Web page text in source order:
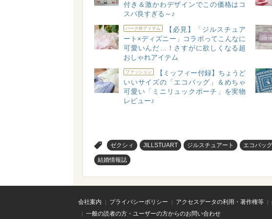
付き＆激かわデザインでこの価格はコ
スパ良すぎる～♪
パーク外アイテム
【必見】「ジルスチュア
ート×ディズニー」コラボってこんなに
可愛いんだ…！さすがに欲しくなる超
おしゃれアイテム
ファッション
【ミッフィー付録】ちょうど
いいサイズの「エコバッグ」＆めちゃ
可愛い「ミニリュックポーチ」を実物
レビュー♪
ゼクシィ JILLSTUART ジルスチュアート エコバッグ
結婚情報誌
会社案内 プライバシーポリシー アクセスデータの利用・著作権等
一般の読者の方・ユーザーの方からのお問い合わせ